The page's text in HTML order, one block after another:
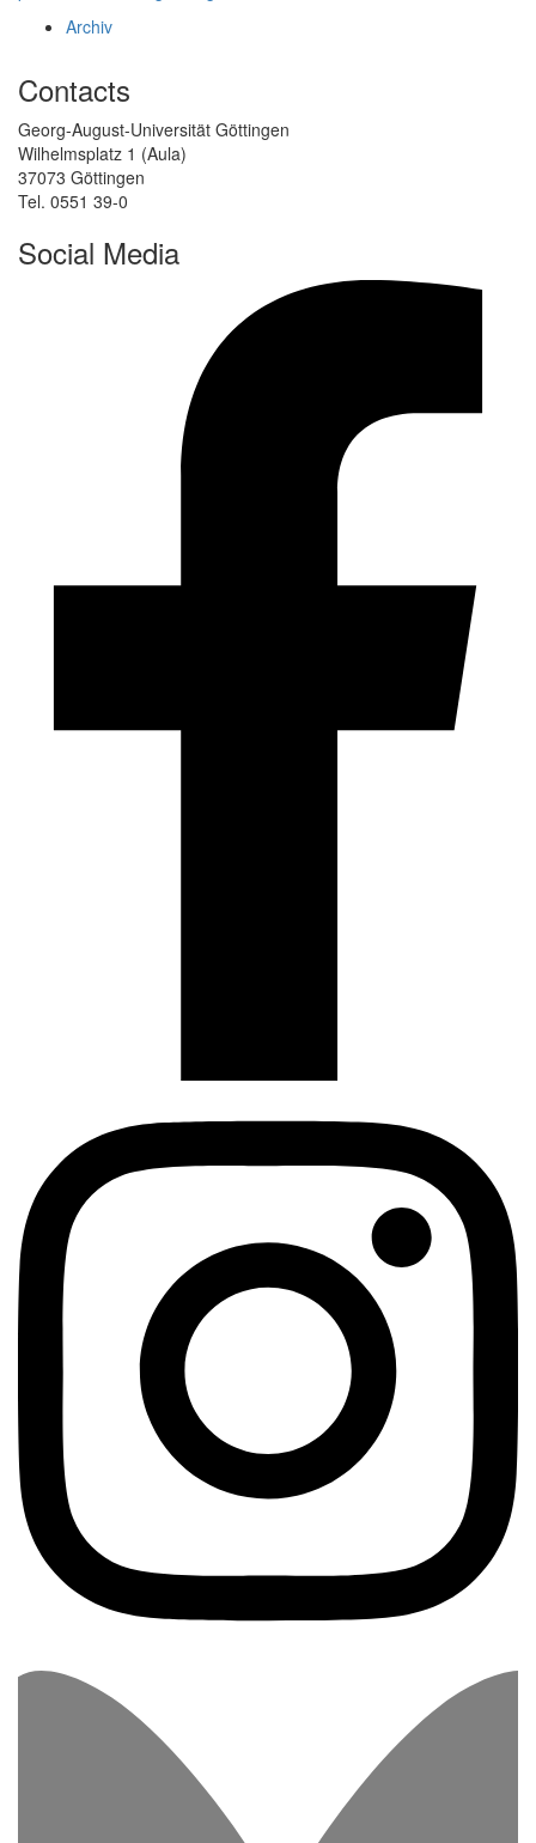
Archiv
Contacts
Georg-August-Universität Göttingen
Wilhelmsplatz 1 (Aula)
37073 Göttingen
Tel. 0551 39-0
Social Media